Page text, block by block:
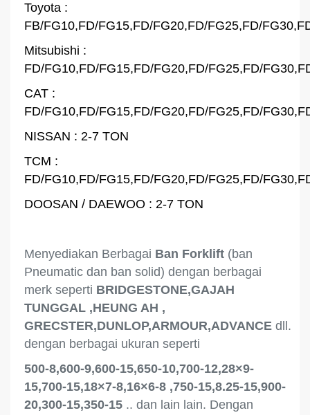
Toyota :
FB/FG10,FD/FG15,FD/FG20,FD/FG25,FD/
Mitsubishi :
FD/FG10,FD/FG15,FD/FG20,FD/FG25,FD/
CAT :
FD/FG10,FD/FG15,FD/FG20,FD/FG25,FD/
NISSAN : 2-7 TON
TCM :
FD/FG10,FD/FG15,FD/FG20,FD/FG25,FD/
DOOSAN / DAEWOO : 2-7 TON
Menyediakan Berbagai Ban Forklift (ban
Pneumatic dan ban solid) dengan berbagai
merk seperti BRIDGESTONE,GAJAH
TUNGGAL ,HEUNG AH ,
GRECSTER,DUNLOP,ARMOUR,ADVANCE dll.
dengan berbagai ukuran seperti
500-8,600-9,600-15,650-10,700-12,28×9-
15,700-15,18×7-8,16×6-8 ,750-15,8.25-15,900-
20,300-15,350-15 .. dan lain lain. Dengan